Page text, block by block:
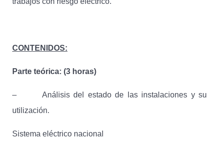
CONTENIDOS:
Parte teórica: (3 horas)
– Análisis del estado de las instalaciones y su
utilización.
Sistema eléctrico nacional